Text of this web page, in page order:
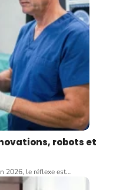
robots et
2026, le réflexe est…